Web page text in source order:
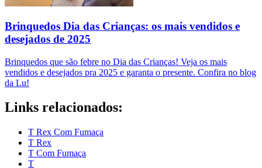
Brinquedos Dia das Crianças: os mais vendidos e
desejados de 2025
Brinquedos que são febre no Dia das Crianças! Veja os mais
vendidos e desejados pra 2025 e garanta o presente. Confira no blog
da Lu!
Links relacionados:
T Rex Com Fumaça
T Rex
T Com Fumaça
T